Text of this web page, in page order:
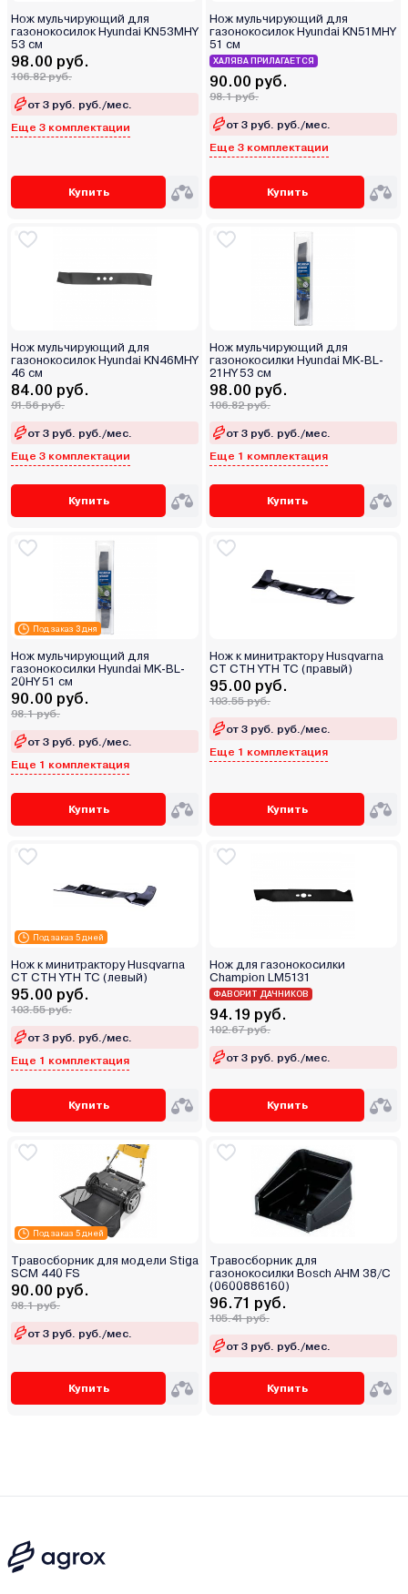
Нож мульчирующий для
газонокосилок Hyundai KN53MHY
53 см
98.00 руб.
106.82 руб.
от 3 руб. руб./мес.
Еще 3 комплектации
Купить
Нож мульчирующий для
газонокосилок Hyundai KN51MHY
51 см
ХАЛЯВА ПРИЛАГАЕТСЯ
90.00 руб.
98.1 руб.
от 3 руб. руб./мес.
Еще 3 комплектации
Купить
Нож мульчирующий для
газонокосилок Hyundai KN46MHY
46 см
84.00 руб.
91.56 руб.
от 3 руб. руб./мес.
Еще 3 комплектации
Купить
Нож мульчирующий для
газонокосилки Hyundai MK-BL-
21HY 53 см
98.00 руб.
106.82 руб.
от 3 руб. руб./мес.
Еще 1 комплектация
Купить
Под заказ 3 дня
Нож мульчирующий для
газонокосилки Hyundai MK-BL-
20HY 51 см
90.00 руб.
98.1 руб.
от 3 руб. руб./мес.
Еще 1 комплектация
Купить
Нож к минитрактору Husqvarna
CT CTH YTH TC (правый)
95.00 руб.
103.55 руб.
от 3 руб. руб./мес.
Еще 1 комплектация
Купить
Под заказ 5 дней
Нож к минитрактору Husqvarna
CT CTH YTH TC (левый)
95.00 руб.
103.55 руб.
от 3 руб. руб./мес.
Еще 1 комплектация
Купить
Нож для газонокосилки
Champion LM5131
ФАВОРИТ ДАЧНИКОВ
94.19 руб.
102.67 руб.
от 3 руб. руб./мес.
Купить
Под заказ 5 дней
Травосборник для модели Stiga
SCM 440 FS
90.00 руб.
98.1 руб.
от 3 руб. руб./мес.
Купить
Травосборник для
газонокосилки Bosch AHM 38/C
(0600886160)
96.71 руб.
105.41 руб.
от 3 руб. руб./мес.
Купить